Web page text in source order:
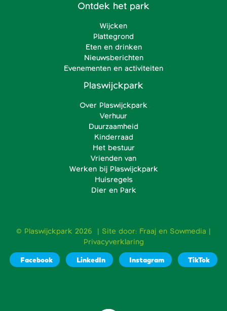
Ontdek het park
Wijcken
Plattegrond
Eten en drinken
Nieuwsberichten
Evenementen en activiteiten
Plaswijckpark
Over Plaswijckpark
Verhuur
Duurzaamheid
Kinderraad
Het bestuur
Vrienden van
Werken bij Plaswijckpark
Huisregels
Dier en Park
© Plaswijckpark 2026 | Site door: Fraaj en Sowmedia |
Privacyverklaring
Facebook
LinkedIn Instagram TikTok